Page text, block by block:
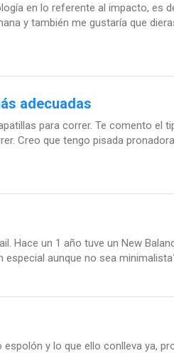
en lo referente al impacto, es
y también me gustaría que
adecuadas
para correr. Te comento el
Creo que tengo pisada
Hace un 1 año tuve un New
especial aunque no sea
y lo que ello conlleva ya,